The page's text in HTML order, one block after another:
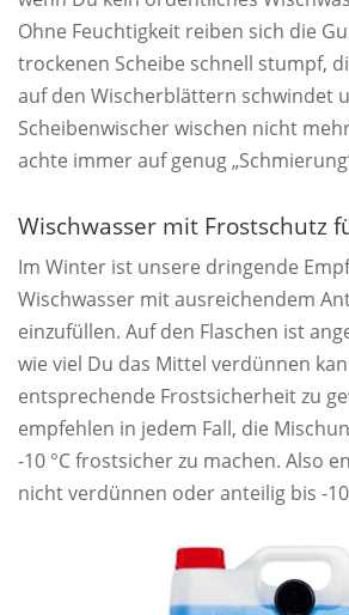
Ohne Feuchtigkeit reiben sich die
trockenen Scheibe schnell stumpf,
auf den Wischerblättern schwindet
Scheibenwischer wischen nicht
achte immer auf genug
Wischwasser mit Frostschutz
Im Winter ist unsere dringende
Wischwasser mit ausreichendem
einzufüllen. Auf den Flaschen ist
wie viel Du das Mittel verdünnen
entsprechende Frostsicherheit zu
empfehlen in jedem Fall, die
-10 °C frostsicher zu machen. Also
nicht verdünnen oder anteilig bis -10